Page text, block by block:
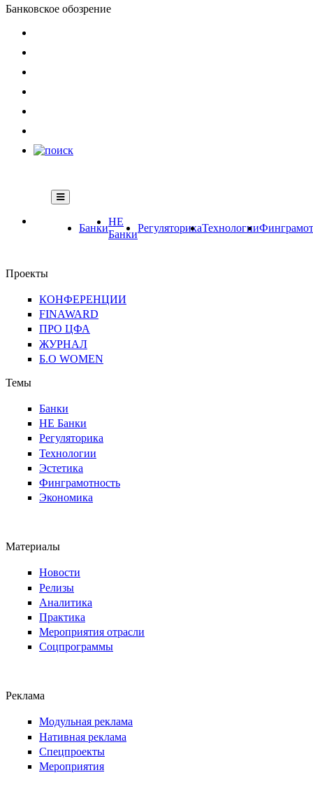
Банковское обозрение
Банки
НЕ
Банки
РегуляторикаТехнологии
Проекты
КОНФЕРЕНЦИИ
FINAWARD
ПРО ЦФА
ЖУРНАЛ
Б.О WOMEN
Темы
Банки
НЕ Банки
Регуляторика
Технологии
Эстетика
Финграмотность
Экономика
Материалы
Новости
Релизы
Аналитика
Практика
Мероприятия отрасли
Соцпрограммы
Реклама
Модульная реклама
Нативная реклама
Спецпроекты
Мероприятия